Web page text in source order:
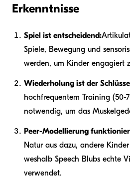
Erkenntnisse
Spiel ist entscheidend:
Spiele, Bewegung und
werden, um Kinder engagiert
Wiederholung ist der
hochfrequentem Training
notwendig, um das
Peer-Modellierung
Natur aus dazu, andere
weshalb Speech Blubs echte
verwendet.